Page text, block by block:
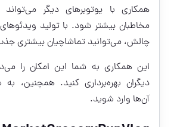
همکاری با یوتوبرهای دیگر
مخاطبان بیشتر شود. با تولید
چالش، می‌توانید تماشاچیان بیشتری
این همکاری به شما این امکان را
دیگران بهره‌برداری کنید. همچنین،
آن‌ها وارد شوید.